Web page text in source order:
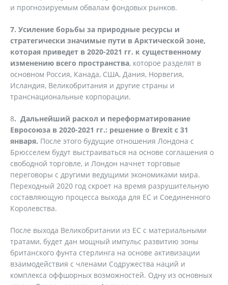
и прогнозируемым обвалам фондовых рынков.
7. Усиление борьбы за природные ресурсы и
стратегически значимые пути в Арктической зоне,
которая приведет в 2020-2021 гг. к существенному
изменению всего пространства, которое разделят в
основном Россия, Канада, США, Дания, Норвегия,
Исландия, Великобритания и другие страны и
транснациональные корпорации.
8. Дальнейший раскол и переформатирование
Евросоюза в 2020-2021 гг.: решение о Brexit с 31
января. После этого будущие отношения Лондона с
Брюсселем будут выстраиваться на основе соглашения о
свободной торговле, и Лондон начнет торговые
переговоры с другими ведущими экономиками мира.
Переходный 2020 год скроет на время разрушительную
составляющую процесса выхода для ЕС и Соединенного
Королевства.
После выхода Великобритании из ЕС с материальными
тратами, будет дан мощный импульс развитию зоны
британского фунта стерлинга на основе активизации
взаимодействия с членами Содружества наций и
комплекса оффшорных возможностей. Одну из основных